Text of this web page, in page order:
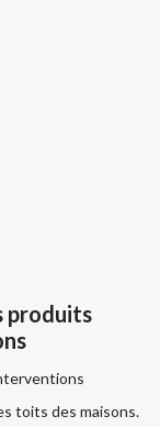
produits
toits des maisons.